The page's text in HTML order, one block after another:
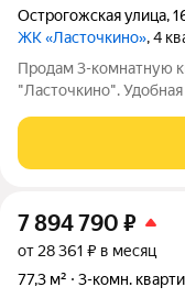
Острогожская улица,
ЖК «Ласточкино», 4
Продам 3-комнатную
"Ласточкино".
санузел, объёмный
Пластиковые окна,
7 894 790 ₽
от 28 361 ₽ в месяц
77,3 м²
3-комн.